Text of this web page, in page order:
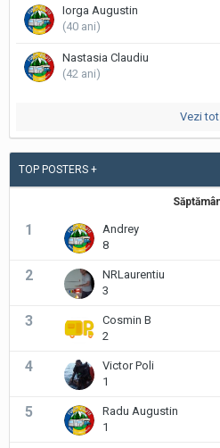
Iorga Augustin
(40 ani)
Nastasia Claudiu
(42 ani)
Vezi tot
TOP POSTERS +
1
Andrey
8
2
NRLaurentiu
3
3
Cosmin B
2
4
Victor Poli
1
5
Radu Augustin
1